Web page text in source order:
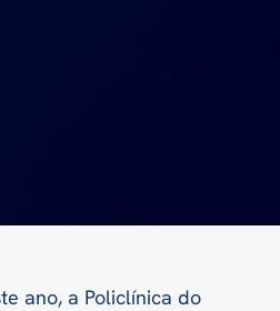
ano, a Policlínica do